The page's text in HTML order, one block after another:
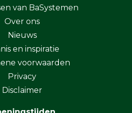
van BaSystemen
Over ons
Nieuws
en inspiratie
voorwaarden
Privacy
Disclaimer